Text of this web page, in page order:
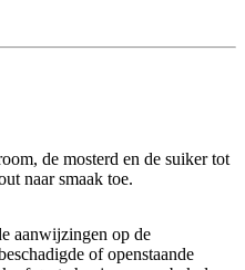
de mosterd en de suiker tot
naar smaak toe.
aanwijzingen op de
of openstaande